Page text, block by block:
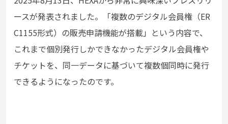
ースが発表されました。「複数のデジタル会員権（ER
C1155形式）の販売申請機能が搭載」という内容で、
これまで個別発行しかできなかったデジタル会員権や
チケットを、同一データに基づいて複数個同時に発行
できるようになったのです。